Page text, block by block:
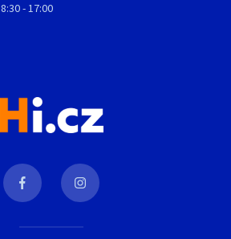
8:30 - 17:00